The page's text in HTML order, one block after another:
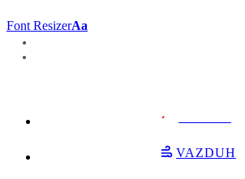
Font ResizerAa
VAZDUH